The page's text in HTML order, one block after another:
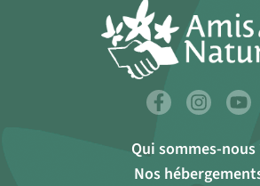
Qui sommes-nous
Nos